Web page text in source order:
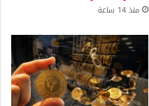
منذ 14 ساعة